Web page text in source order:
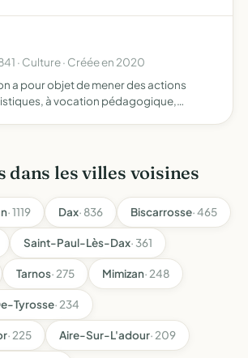
· Culture · Créée en 2020
a pour objet de mener des actions
à vocation pédagogique,
dans les villes voisines
· 1119 Dax· 836 Biscarrosse· 465
Saint-Paul-Lès-Dax· 361
Tarnos· 275 Mimizan· 248
Tyrosse· 234
· 225 Aire-Sur-L'adour· 209